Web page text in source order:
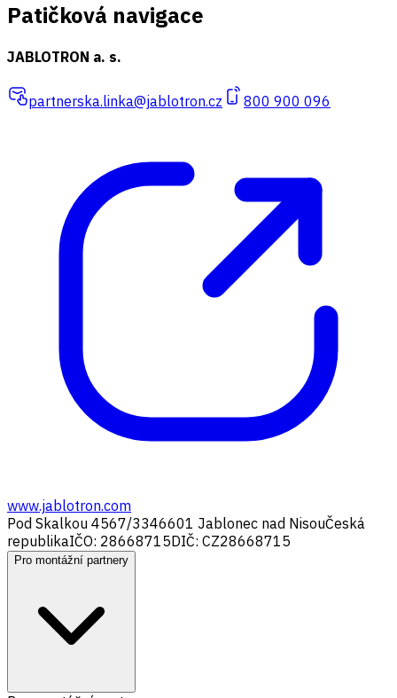
Patičková navigace
JABLOTRON a. s.
partnerska.linka@jablotron.cz 800 900 096
www.jablotron.com
Pod Skalkou 4567/3346601 Jablonec nad NisouČeská
republikaIČO: 28668715DIČ: CZ28668715
Pro montážní partnery